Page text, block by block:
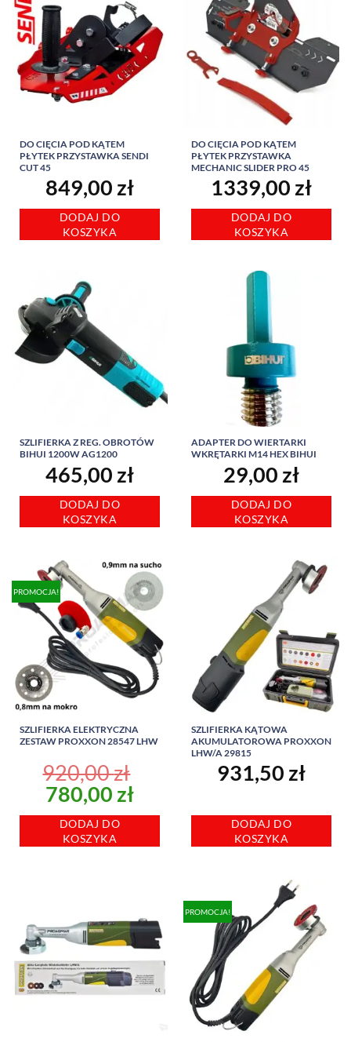
DO CIĘCIA POD KĄTEM
PŁYTEK PRZYSTAWKA SENDI
CUT 45
849,00 zł
DODAJ DO
KOSZYKA
DO CIĘCIA POD KĄTEM
PŁYTEK PRZYSTAWKA
MECHANIC SLIDER PRO 45
1339,00 zł
DODAJ DO
KOSZYKA
SZLIFIERKA Z REG. OBROTÓW
BIHUI 1200W AG1200
465,00 zł
DODAJ DO
KOSZYKA
ADAPTER DO WIERTARKI
WKRĘTARKI M14 HEX BIHUI
29,00 zł
DODAJ DO
KOSZYKA
PROMOCJA!
SZLIFIERKA ELEKTRYCZNA
ZESTAW PROXXON 28547 LHW
920,00zł
Pierwotna
cena
wynosiła:
780,00 złAktualna
cena
DODAJ DO
KOSZYKA
SZLIFIERKA KĄTOWA
AKUMULATOROWA PROXXON
LHW/A 29815
931,50 zł
DODAJ DO
KOSZYKA
PROMOCJA!